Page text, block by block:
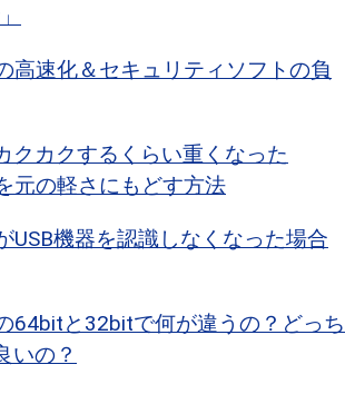
高速化＆セキュリティソフトの負
クカクするくらい重くなった
元の軽さにもどす方法
USB機器を認識しなくなった場合
64bitと32bitで何が違うの？どっち
いの？